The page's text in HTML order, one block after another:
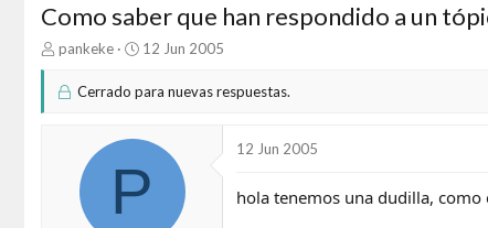
Como saber que han respondido a un
I
i
pankeke
F
c
d
i
12 Jun 2005
Cerrado para nuevas respuestas.
P
12 Jun 2005
hola tenemos una dudilla, como